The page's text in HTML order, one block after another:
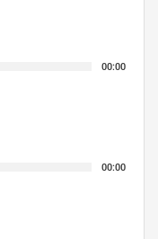
00:00
00:00